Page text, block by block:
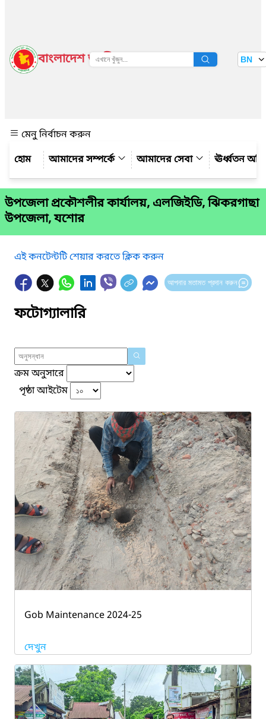
বাংলাদেশ জাতীয় তথ্য বাতায়ন BN
মেনু নির্বাচন করুন
আমাদের সম্পর্কে
আমাদের সেবা ঊর্ধ্বতন
উপজেলা প্রকৌশলীর কার্যালয়, এলজিইডি, ঝিকরগাছা
উপজেলা, যশোর
এই কনটেন্টটি শেয়ার করতে ক্লিক করুন
আপনার মতামত প্রদান করুন
ফটোগ্যালারি
ক্রম অনুসারে
পৃষ্ঠা আইটেম
Gob Maintenance 2024-25
দেখুন